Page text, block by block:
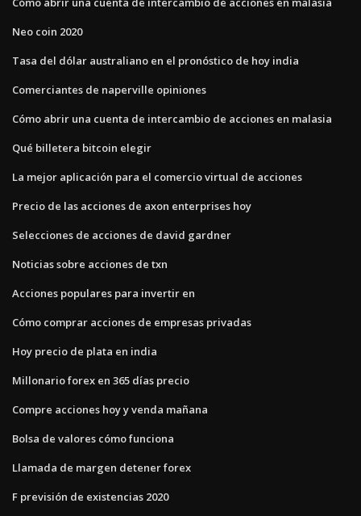
Neo coin 2020
Tasa del dólar australiano en el pronóstico de hoy india
Comerciantes de naperville opiniones
Cómo abrir una cuenta de intercambio de acciones en malasia
Qué billetera bitcoin elegir
La mejor aplicación para el comercio virtual de acciones
Precio de las acciones de axon enterprises hoy
Selecciones de acciones de david gardner
Noticias sobre acciones de txn
Acciones populares para invertir en
Cómo comprar acciones de empresas privadas
Hoy precio de plata en india
Millonario forex en 365 días precio
Compre acciones hoy y venda mañana
Bolsa de valores cómo funciona
Llamada de margen detener forex
F previsión de existencias 2020